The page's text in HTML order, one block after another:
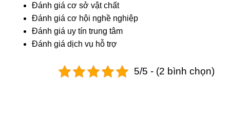
Đánh giá cơ sở vật chất
Đánh giá cơ hội nghề nghiệp
Đánh giá uy tín trung tâm
Đánh giá dịch vụ hỗ trợ
5/5 - (2 bình chọn)